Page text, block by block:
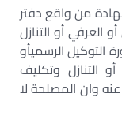
من واقع دفتر
العرفي أو التنازل
التوكيل الرسميأو
التنازل وتكليف
عنه وان المصلحة لا